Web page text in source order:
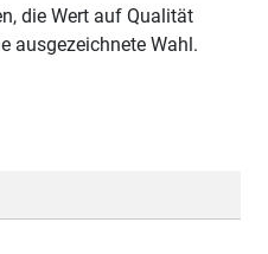
die Wert auf Qualität
ausgezeichnete Wahl.